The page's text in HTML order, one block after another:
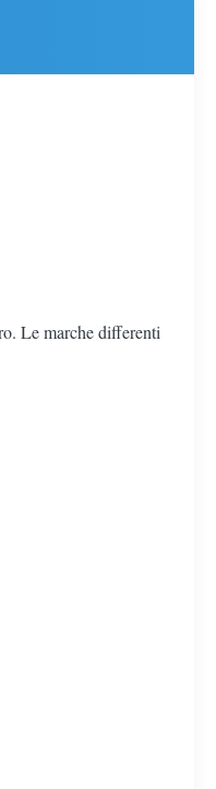
Le marche differenti